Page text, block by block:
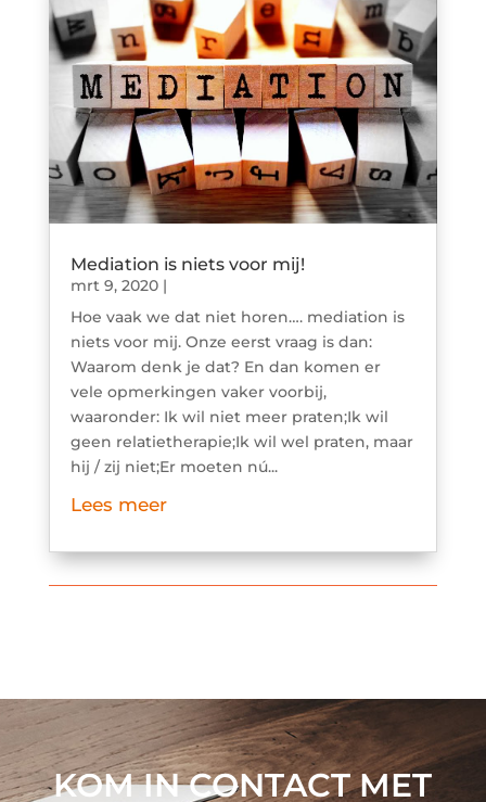
Mediation is niets voor mij!
mrt 9, 2020|
Hoe vaak we dat niet horen…. mediation is
niets voor mij. Onze eerst vraag is dan:
Waarom denk je dat? En dan komen er
vele opmerkingen vaker voorbij,
waaronder: Ik wil niet meer praten;Ik wil
geen relatietherapie;Ik wil wel praten, maar
hij / zij niet;Er moeten nú...
Lees meer
KOM IN CONTACT MET